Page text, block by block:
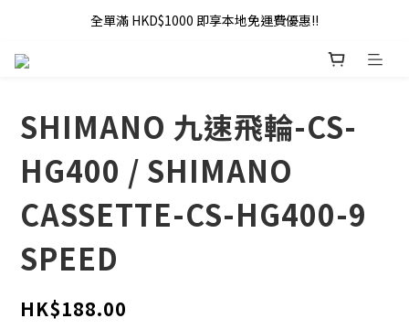
全單滿 HKD$1000 即享本地免運費優惠!!
全單滿 HKD$1000 即享本地免運費優惠!!
SHIMANO 九速飛輪-CS-
HG400 / SHIMANO
CASSETTE-CS-HG400-9
SPEED
HK$188.00